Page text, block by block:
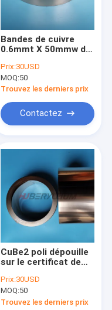
Bandes de cuivre
0.6mmt X 50mmw du
pour l'automobile de
prise de batterie
Prix:30USD
MOQ:50
Trouvez les derniers prix
Contactez
CuBe2 poli dépouille
sur le certificat de
0.10x8mm 0.35x8mm
Prix:30USD
MOQ:50
Trouvez les derniers prix